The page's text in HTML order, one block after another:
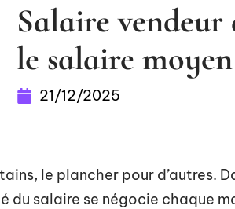
Salaire
le salaire
21/12/2025
le plancher pour d’autres.
du salaire se négocie chaque